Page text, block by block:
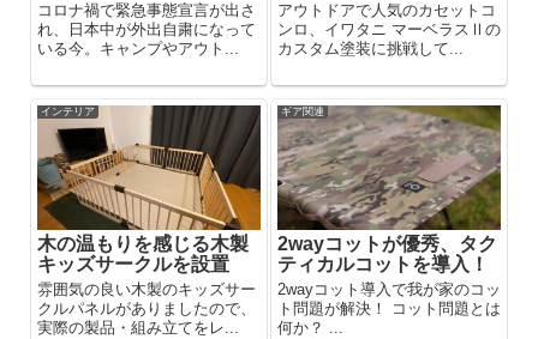
コロナ禍で緊急事態宣言が出さ
れ、日本中が外出自粛になって
いる今。キャンプやアウト...
アウトドアで人気のカセットコ
ンロ、イワタニ マーベラスⅡの
カスタム塗装に挑戦して...
インテリア
木の温もりを感じる木製
キッズサークルを設置
雰囲気の良い木製のキッズサー
クルパネルがありましたので、
実際の製品・組み立てをレ...
ギア関連
2wayコットが優秀、タク
ティカルコットを導入！
2wayコット導入で我が家のコッ
ト問題が解決！ コット問題とは
何か？ ...